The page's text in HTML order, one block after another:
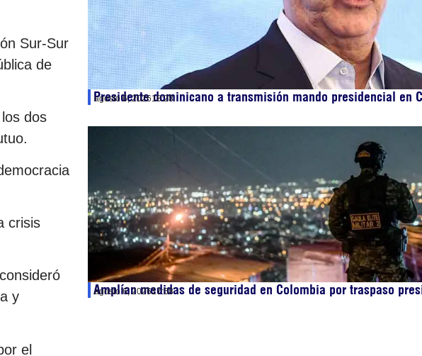
Sur-Sur
de
dos
crisis
y
el
Presidente dominicano a transmisión mando presidencial en
agosto 6, 202618:28
Amplían medidas de seguridad en Colombia por traspaso
agosto 6, 202617:58